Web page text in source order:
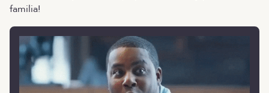
familia!